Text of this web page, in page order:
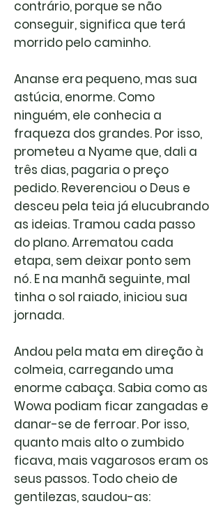
contrário, porque se não
conseguir, significa que terá
morrido pelo caminho.
Ananse era pequeno, mas sua
astúcia, enorme. Como
ninguém, ele conhecia a
fraqueza dos grandes. Por isso,
prometeu a Nyame que, dali a
três dias, pagaria o preço
pedido. Reverenciou o Deus e
desceu pela teia já elucubrando
as ideias. Tramou cada passo
do plano. Arrematou cada
etapa, sem deixar ponto sem
nó. E na manhã seguinte, mal
tinha o sol raiado, iniciou sua
jornada.
Andou pela mata em direção à
colmeia, carregando uma
enorme cabaça. Sabia como as
Wowa podiam ficar zangadas e
danar-se de ferroar. Por isso,
quanto mais alto o zumbido
ficava, mais vagarosos eram os
seus passos. Todo cheio de
gentilezas, saudou-as: